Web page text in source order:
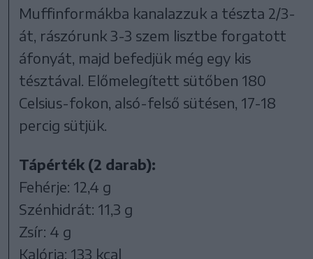
Muffinformákba kanalazzuk a tészta 2/3-
át, rászórunk 3-3 szem lisztbe forgatott
áfonyát, majd befedjük még egy kis
tésztával. Előmelegített sütőben 180
Celsius-fokon, alsó-felső sütésen, 17-18
percig sütjük.
Tápérték (2 darab):
Fehérje: 12,4 g
Szénhidrát: 11,3 g
Zsír: 4 g
Kalória: 133 kcal